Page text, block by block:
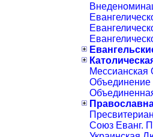
Объединение
Союз Еванг.